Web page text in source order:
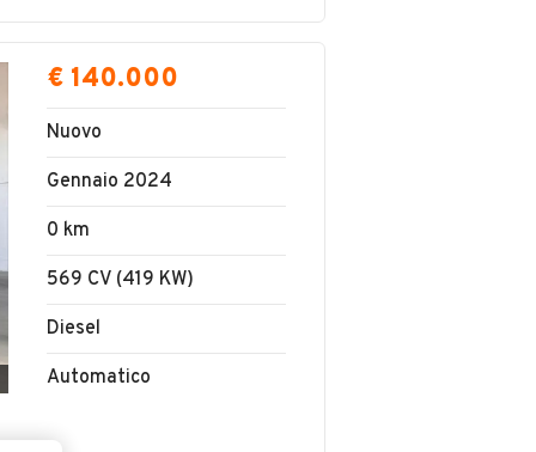
€ 140.000
Nuovo
Gennaio 2024
0 km
569 CV (419 KW)
Diesel
Automatico